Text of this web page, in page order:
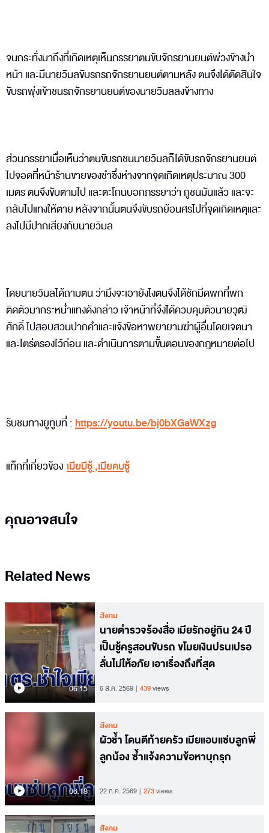
จนกระทั่งมาถึงที่เกิดเหตุเห็นภรรยาตนขับจักรยานยนต์พ่วงข้างนำ
หน้า และมีนายวิมลขับรถรถจักรยานยนต์ตามหลัง ตนจึงได้ตัดสินใจ
ขับรถพุ่งเข้าชนรถจักรยานยนต์ของนายวิมลลงข้างทาง
ส่วนภรรยาเมื่อเห็นว่าตนขับรถชนนายวิมลก็ได้ขับรถจักรยานยนต์
ไปจอดที่หน้าร้านขายของชำซึ่งห่างจากจุดเกิดเหตุประมาณ 300
เมตร ตนจึงขับตามไป และตะโกนบอกภรรยาว่า กูชนมันแล้ว และจะ
กลับไปแทงให้ตาย หลังจากนั้นตนจึงขับรถย้อนศรไปที่จุดเกิดเหตุและ
ลงไปมีปากเสียงกับนายวิมล
โดยนายวิมลได้ถามตน ว่ามึงจะเอายังไงตนจึงได้ชักมีดพกที่พก
ติดตัวมากระหน่ำแทงดังกล่าว เจ้าหน้าที่จึงได้ควบคุมตัวนายวุฒิ
ศักดิ์ ไปสอบสวนปากคำและแจ้งข้อหาพยายามฆ่าผู้อื่นโดยเจตนา
และไตร่ตรองไว้ก่อน และดำเนินการตามขั้นตอนของกฎหมายต่อไป
รับชมทางยูทูบที่ : https://youtu.be/bj0bXGaWXzg
แท็กที่เกี่ยวข้อง เมียมีชู้,เมียคบชู้
คุณอาจสนใจ
Related News
06.15
สังคม
นายตำรวจร้องสื่อ เมียรักอยู่กิน 24 ปี
เป็นชู้ครูสอนขับรถ ขโมยเงินปรนเปรอ
ลั่นไม่ให้อภัย เอาเรื่องถึงที่สุด
6 ส.ค. 2569 439views
06.18
สังคม
ผัวช้ำ โดนตีท้ายครัว เมียแอบแซ่บลูกพี่
ลูกน้อง ซ้ำแจ้งความข้อหาบุกรุก
22 ก.ค. 2569 273views
สังคม